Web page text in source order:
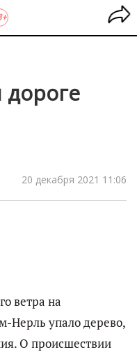
20 декабря 2021 11:06
ветра на
Нерль упало дерево,
О происшествии